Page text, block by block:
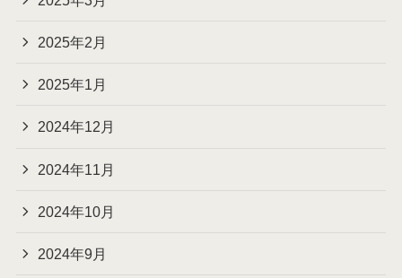
2025年2月
2025年1月
2024年12月
2024年11月
2024年10月
2024年9月